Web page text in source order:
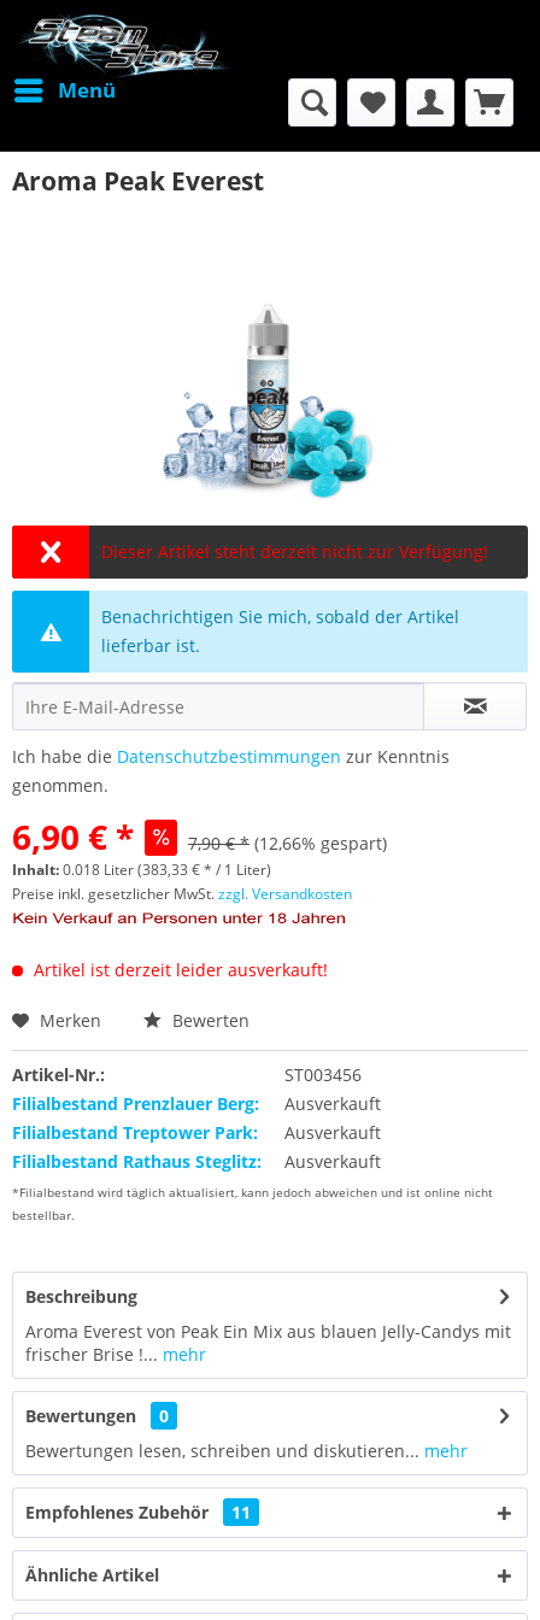
Menü
Aroma Peak Everest
Dieser Artikel steht derzeit nicht zur Verfügung!
Benachrichtigen Sie mich, sobald der Artikel
lieferbar ist.
Ich habe die Datenschutzbestimmungen zur Kenntnis
genommen.
6,90 € * 7,90 € * (12,66% gespart)
Inhalt:0.018 Liter (383,33 € * / 1 Liter)
Preise inkl. gesetzlicher MwSt.zzgl. Versandkosten
Artikel ist derzeit leider ausverkauft!
Merken Bewerten
Artikel-Nr.:
ST003456
Filialbestand Prenzlauer Berg:
Ausverkauft
Filialbestand Treptower Park:
Ausverkauft
Filialbestand Rathaus Steglitz:
Ausverkauft
*Filialbestand wird täglich aktualisiert, kann jedoch abweichen und ist online nicht
bestellbar.
Beschreibung
Aroma Everest von Peak Ein Mix aus blauen Jelly-Candys mit
frischer Brise !... mehr
Bewertungen
0
Bewertungen lesen, schreiben und diskutieren... mehr
Empfohlenes Zubehör 11
Ähnliche Artikel